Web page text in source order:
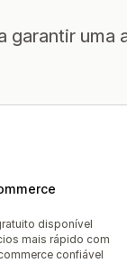
uma
todo
disponível
mais rápido com
confiável